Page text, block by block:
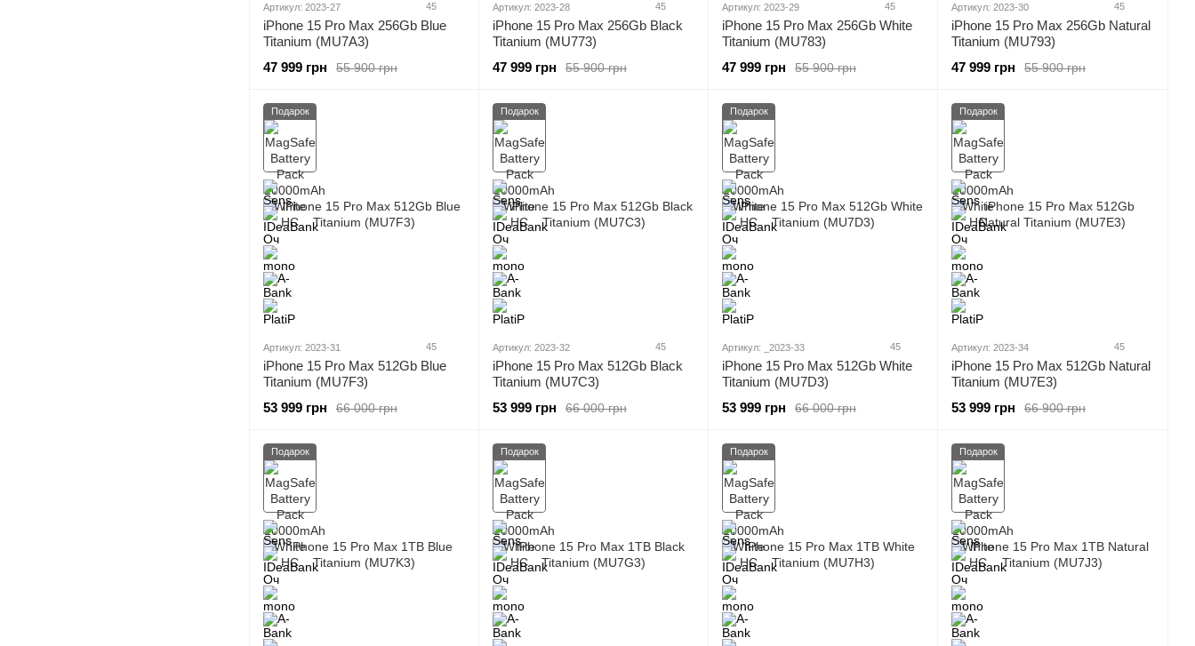
Артикул: 2023-27 45
iPhone 15 Pro Max 256Gb Blue
Titanium (MU7A3)
55 900 грн
47 999 грн
Артикул: 2023-28 45
iPhone 15 Pro Max 256Gb Black
Titanium (MU773)
55 900 грн
47 999 грн
Артикул: 2023-29 45
iPhone 15 Pro Max 256Gb White
Titanium (MU783)
55 900 грн
47 999 грн
Артикул: 2023-30 45
iPhone 15 Pro Max 256Gb Natural
Titanium (MU793)
55 900 грн
47 999 грн
Подарок
Артикул: 2023-31 45
iPhone 15 Pro Max 512Gb Blue
Titanium (MU7F3)
66 000 грн
53 999 грн
Подарок
Артикул: 2023-32 45
iPhone 15 Pro Max 512Gb Black
Titanium (MU7C3)
66 000 грн
53 999 грн
Подарок
Артикул: _2023-33 45
iPhone 15 Pro Max 512Gb White
Titanium (MU7D3)
66 000 грн
53 999 грн
Подарок
Артикул: 2023-34 45
iPhone 15 Pro Max 512Gb Natural
Titanium (MU7E3)
66 900 грн
53 999 грн
Подарок Подарок Подарок Подарок